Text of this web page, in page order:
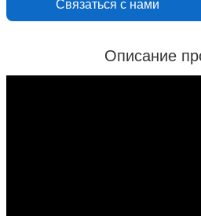
Связаться с нами
Описание